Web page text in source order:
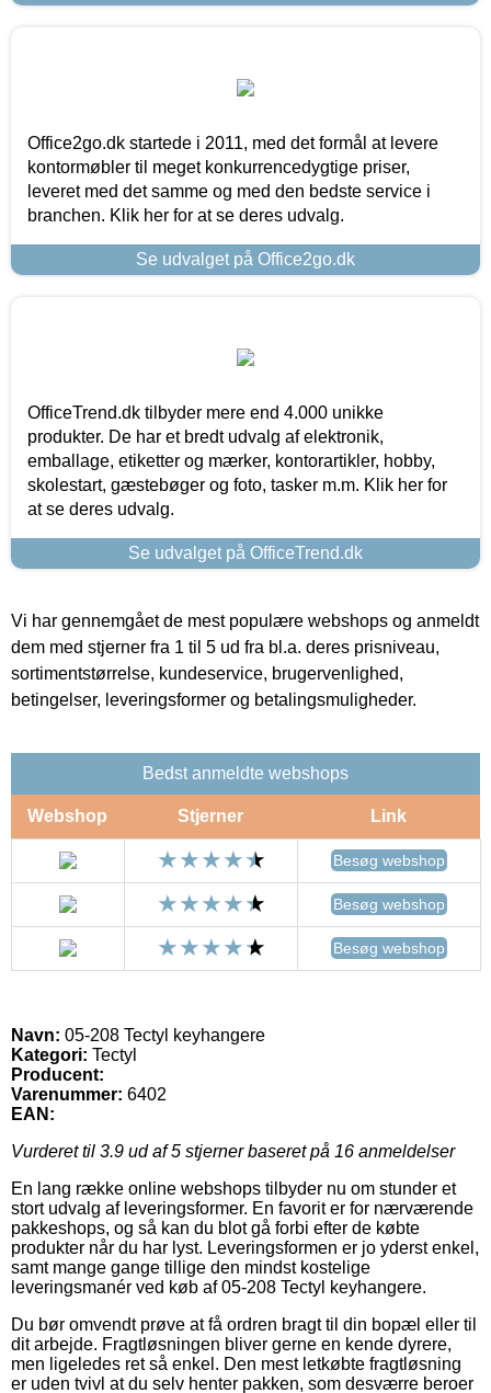
Office2go.dk startede i 2011, med det formål at levere
kontormøbler til meget konkurrencedygtige priser,
leveret med det samme og med den bedste service i
branchen. Klik her for at se deres udvalg.
Se udvalget på Office2go.dk
OfficeTrend.dk tilbyder mere end 4.000 unikke
produkter. De har et bredt udvalg af elektronik,
emballage, etiketter og mærker, kontorartikler, hobby,
skolestart, gæstebøger og foto, tasker m.m. Klik her for
at se deres udvalg.
Se udvalget på OfficeTrend.dk
Vi har gennemgået de mest populære webshops og anmeldt
dem med stjerner fra 1 til 5 ud fra bl.a. deres prisniveau,
sortimentstørrelse, kundeservice, brugervenlighed,
betingelser, leveringsformer og betalingsmuligheder.
Bedst anmeldte webshops
Webshop Stjerner Link
Besøg webshop
Besøg webshop
Besøg webshop
Navn: 05-208 Tectyl keyhangere
Kategori: Tectyl
Producent:
Varenummer: 6402
EAN:
Vurderet til 3.9 ud af 5 stjerner baseret på 16 anmeldelser
En lang række online webshops tilbyder nu om stunder et
stort udvalg af leveringsformer. En favorit er for nærværende
pakkeshops, og så kan du blot gå forbi efter de købte
produkter når du har lyst. Leveringsformen er jo yderst enkel,
samt mange gange tillige den mindst kostelige
leveringsmanér ved køb af 05-208 Tectyl keyhangere.
Du bør omvendt prøve at få ordren bragt til din bopæl eller til
dit arbejde. Fragtløsningen bliver gerne en kende dyrere,
men ligeledes ret så enkel. Den mest letkøbte fragtløsning
er uden tvivl at du selv henter pakken, som desværre beroer